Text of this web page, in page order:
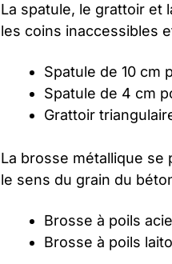
La spatule, le grattoir et
les coins inaccessibles
Spatule de 10 cm
Spatule de 4 cm
Grattoir
La brosse métallique se
le sens du grain du
Brosse à poils
Brosse à poils